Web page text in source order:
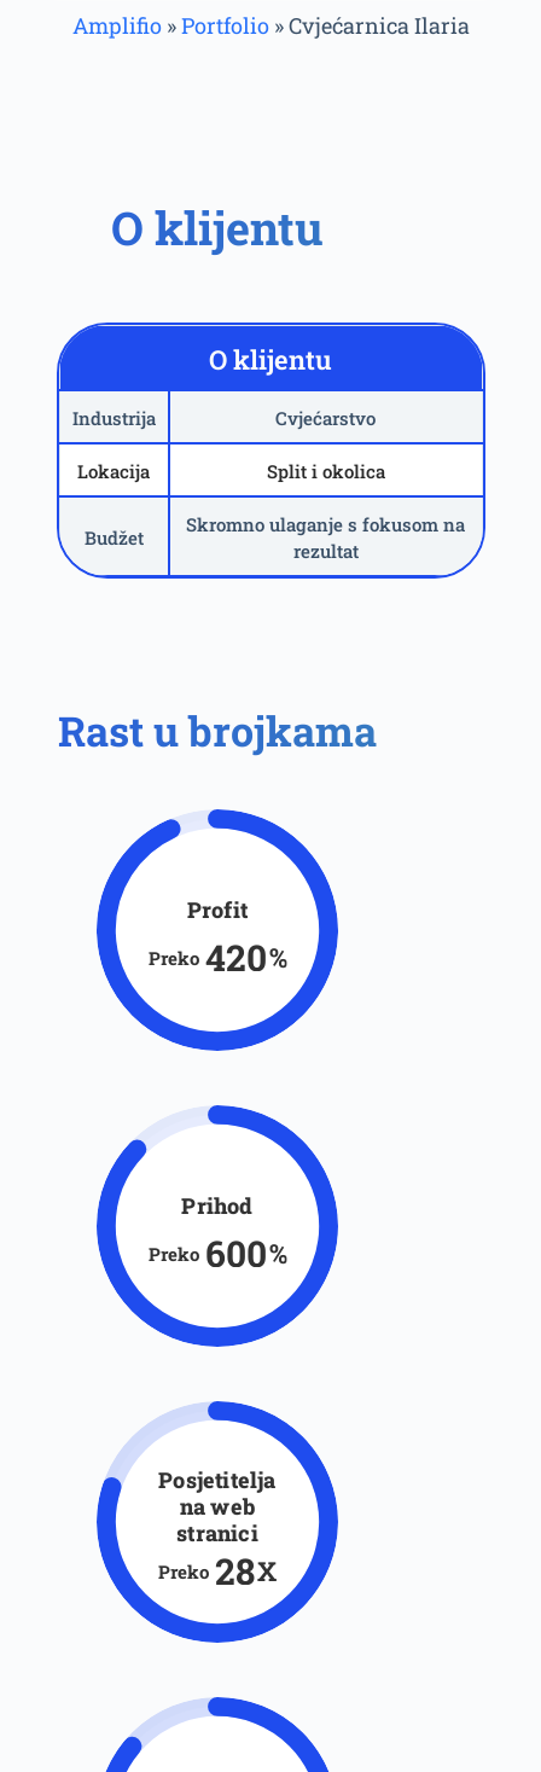
Amplifio»Portfolio»Cvjećarnica Ilaria
O klijentu
O klijentu
Industrija Cvjećarstvo
Lokacija Split i okolica
Budžet
Skromno ulaganje s fokusom na
rezultat
Rast u brojkama
Profit
Preko 420%
Prihod
Preko 600%
Posjetitelja
na web
stranici
Preko 28X